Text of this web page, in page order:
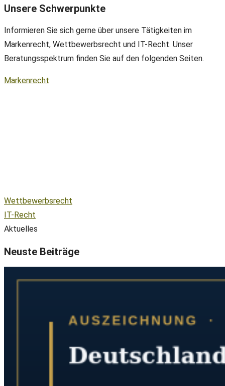
Unsere Schwerpunkte
Informieren Sie sich gerne über unsere Tätigkeiten im
Markenrecht, Wettbewerbsrecht und IT-Recht. Unser
Beratungsspektrum finden Sie auf den folgenden Seiten.
Markenrecht
Wettbewerbsrecht
IT-Recht
Aktuelles
Neuste Beiträge